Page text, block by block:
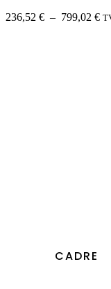
236,52 € – 799,02 €
CADRE